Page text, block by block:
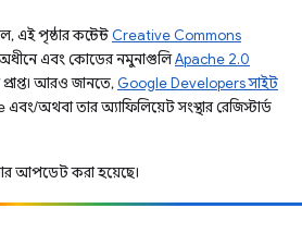
এই পৃষ্ঠার কন্টেন্ট Creative Commons
এবং কোডের নমুনাগুলিApache 2.0
আরও জানতে, Google Developers সাইট
অথবা তার অ্যাফিলিয়েট সংস্থার রেজিস্টার্ড
আপডেট করা হয়েছে।